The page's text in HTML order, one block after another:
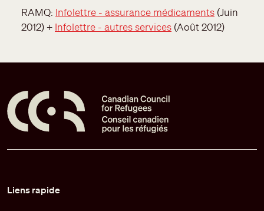
RAMQ: Infolettre - assurance médicaments (Juin
2012) + Infolettre - autres services (Août 2012)
Liens rapide